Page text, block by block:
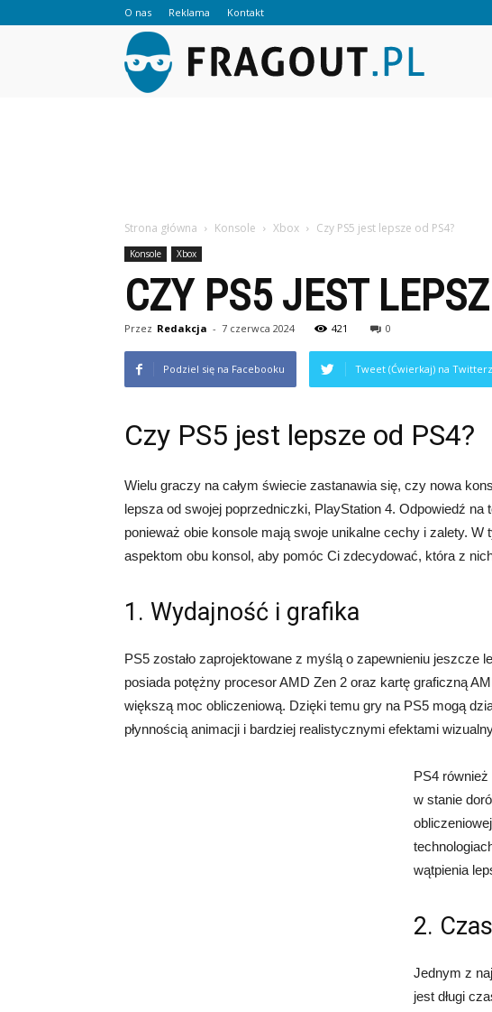
O nas Reklama Kontakt
Strona główna Konsole Xbox Czy PS5 jest lepsze od PS4?
Konsole Xbox
CZY PS5 JEST
Przez Redakcja - 7 czerwca 2024 421 0
Podziel się na Facebooku Tweet (Ćwierkaj) na
Czy PS5 jest lepsze od PS4?
Wielu graczy na całym świecie zastanawia się, czy nowa
lepsza od swojej poprzedniczki, PlayStation 4. Odpowiedź
ponieważ obie konsole mają swoje unikalne cechy i zalety.
aspektom obu konsol, aby pomóc Ci zdecydować, która z
1. Wydajność i grafika
PS5 zostało zaprojektowane z myślą o zapewnieniu jeszcze
posiada potężny procesor AMD Zen 2 oraz kartę graficzną
większą moc obliczeniową. Dzięki temu gry na PS5 mogą
płynnością animacji i bardziej realistycznymi efektami
PS4
w stanie
wątpienia
2.
Jednym z
jest długi